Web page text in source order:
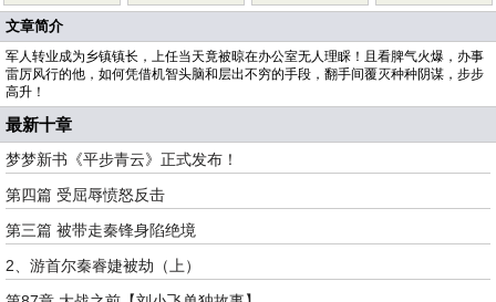
文章简介
军人转业成为乡镇镇长，上任当天竟被晾在办公室无人理睬！且看脾气火爆，办事
雷厉风行的他，如何凭借机智头脑和层出不穷的手段，翻手间覆灭种种阴谋，步步
高升！
最新十章
梦梦新书《平步青云》正式发布！
第四篇 受屈辱愤怒反击
第三篇 被带走秦锋身陷绝境
2、游首尔秦睿婕被劫（上）